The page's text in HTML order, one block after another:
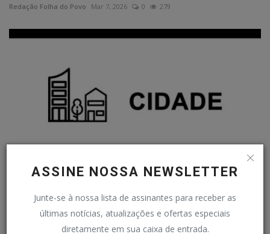
ASSINE NOSSA NEWSLETTER
Junte-se à nossa lista de assinantes para receber as
últimas notícias, atualizações e ofertas especiais
diretamente em sua caixa de entrada.
Redação Folha do Povo Mar 7, 2026 0 279
facultativo...
Nov 12, 2025